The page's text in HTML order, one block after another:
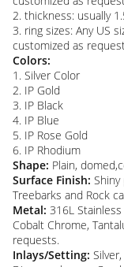
2. thickness: usually
3. ring sizes: Any US
customized as
Colors:
1. Silver Color
2. IP Gold
3. IP Black
4. IP Blue
5. IP Rose Gold
6. IP Rhodium
Shape: Plain,
Surface Finish: Shiny
Treebarks and Rock
Metal: 316L
Cobalt Chrome,
requests.
Inlays/Setting: